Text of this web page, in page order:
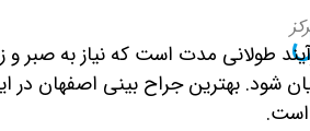
طولانی مدت است که نیاز به صبر
نمایان شود. بهترین جراح بینی اصفهان
است.